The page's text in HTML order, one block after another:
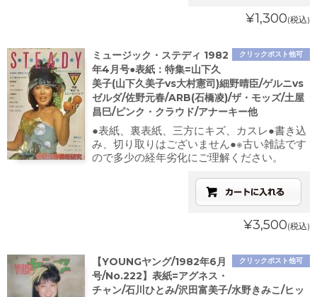
¥1,300(税込)
クリックポスト他可
ミュージック・ステディ 1982
年4月号●表紙：特集=山下久
美子(山下久美子vs大村憲司)細野晴臣/ゲルニvs
ゼルダ/佐野元春/ARB(石橋凌)/ザ・モッズ/土屋
昌巳/ピンク・クラウド/アナーキー他
●表紙、裏表紙、三方にキズ、カスレ●書き込
み、切り取りはございません●※古い雑誌です
ので多少の経年劣化にご理解ください。
¥3,500(税込)
クリックポスト他可
【YOUNGヤング/1982年6月
号/No.222】表紙=アグネス・
チャン/石川ひとみ/沢田富美子/水野きみこ/ヒッ